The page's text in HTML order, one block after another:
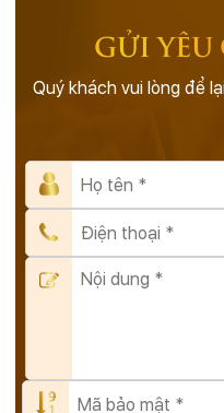
GỬI YÊU
Quý khách vui lòng để